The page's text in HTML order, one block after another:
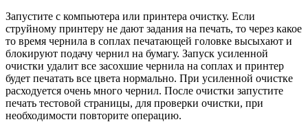
Запустите с компьютера или принтера очистку. Если
струйному принтеру не дают задания на печать, то через какое
то время чернила в соплах печатающей головке высыхают и
блокируют подачу чернил на бумагу. Запуск усиленной
очистки удалит все засохшие чернила на соплах и принтер
будет печатать все цвета нормально. При усиленной очистке
расходуется очень много чернил. После очистки запустите
печать тестовой страницы, для проверки очистки, при
необходимости повторите операцию.